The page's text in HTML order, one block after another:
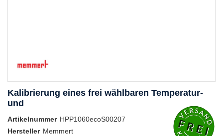
Kalibrierung eines frei wählbaren Temperatur-
und
Artikelnummer HPP1060ecoS00207
Hersteller Memmert